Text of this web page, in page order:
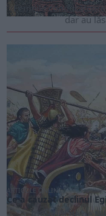
Femeile
dar au
ARTICOLE ONLINE
Ce a cauzat declinul
Imperiul de pe